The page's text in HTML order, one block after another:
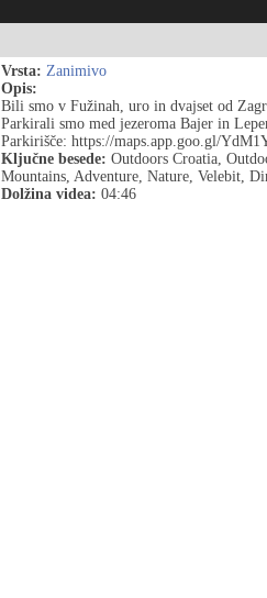
Vrsta: Zanimivo
Opis:
Bili smo v Fužinah, uro in dvajset od
Parkirali smo med jezeroma Bajer in
Parkirišče: https://maps.app.goo.gl/
Ključne besede: Outdoors Croatia,
Mountains, Adventure, Nature, Velebit,
Dolžina videa: 04:46